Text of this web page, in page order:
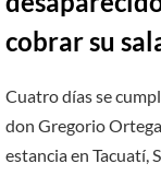
cobrar su
Cuatro días se
don Gregorio
estancia en Tacuatí,